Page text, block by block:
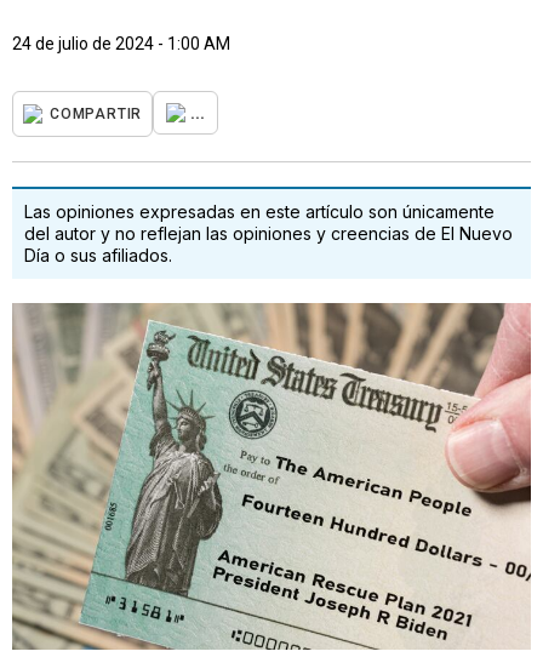
24 de julio de 2024 - 1:00 AM
COMPARTIR ...
Las opiniones expresadas en este artículo son únicamente
del autor y no reflejan las opiniones y creencias de El Nuevo
Día o sus afiliados.